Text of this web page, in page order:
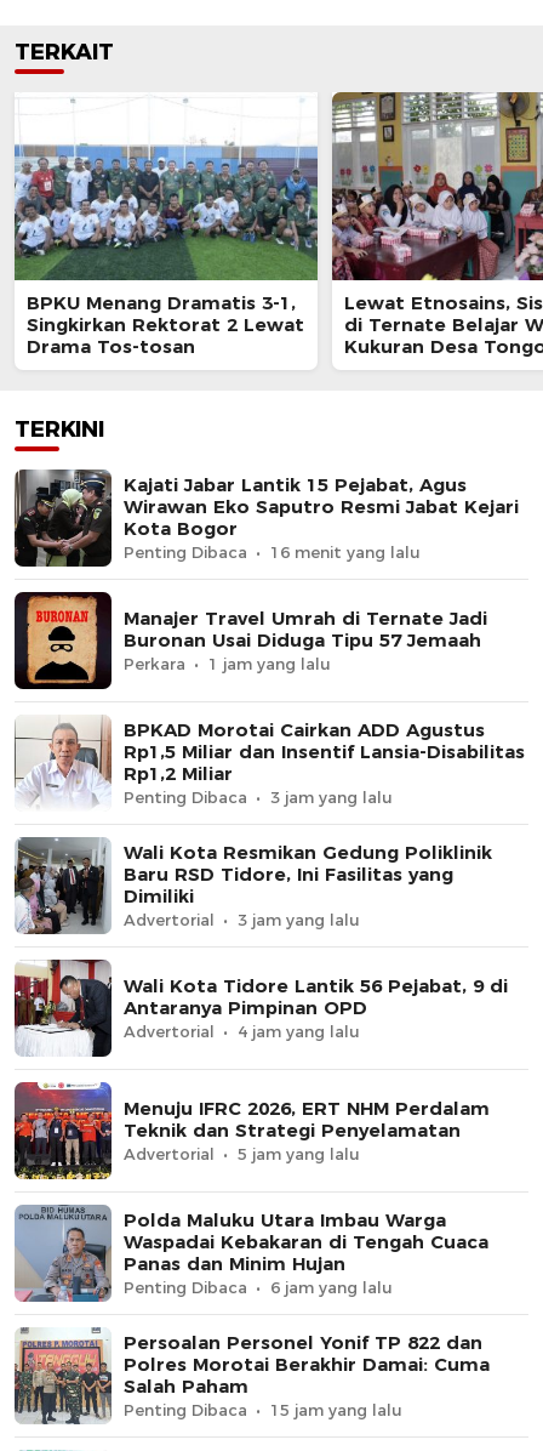
TERKAIT
BPKU Menang Dramatis 3-1,
Singkirkan Rektorat 2 Lewat
Drama Tos-tosan
Lewat Etnosains,
di Ternate Belajar
Kukuran Desa
TERKINI
Kajati Jabar Lantik 15 Pejabat, Agus
Wirawan Eko Saputro Resmi Jabat Kejari
Kota Bogor
Penting Dibaca 16 menit yang lalu
Manajer Travel Umrah di Ternate Jadi
Buronan Usai Diduga Tipu 57 Jemaah
Perkara 1 jam yang lalu
BPKAD Morotai Cairkan ADD Agustus
Rp1,5 Miliar dan Insentif Lansia-Disabilitas
Rp1,2 Miliar
Penting Dibaca 3 jam yang lalu
Wali Kota Resmikan Gedung Poliklinik
Baru RSD Tidore, Ini Fasilitas yang
Dimiliki
Advertorial 3 jam yang lalu
Wali Kota Tidore Lantik 56 Pejabat, 9 di
Antaranya Pimpinan OPD
Advertorial 4 jam yang lalu
Menuju IFRC 2026, ERT NHM Perdalam
Teknik dan Strategi Penyelamatan
Advertorial 5 jam yang lalu
Polda Maluku Utara Imbau Warga
Waspadai Kebakaran di Tengah Cuaca
Panas dan Minim Hujan
Penting Dibaca 6 jam yang lalu
Persoalan Personel Yonif TP 822 dan
Polres Morotai Berakhir Damai: Cuma
Salah Paham
Penting Dibaca 15 jam yang lalu